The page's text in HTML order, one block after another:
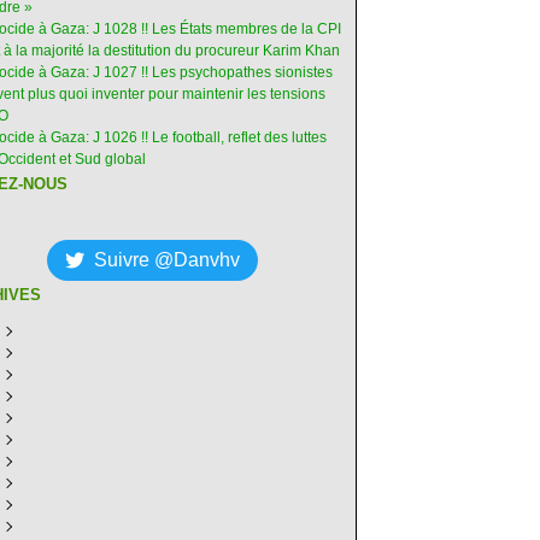
»
à Gaza: J 1028 !! Les États membres de la CPI
à la majorité la destitution du procureur Karim Khan
à Gaza: J 1027 !! Les psychopathes sionistes
plus quoi inventer pour maintenir les tensions
à Gaza: J 1026 !! Le football, reflet des luttes
et Sud global
NOUS
Suivre @Danvhv
(31)
(31)